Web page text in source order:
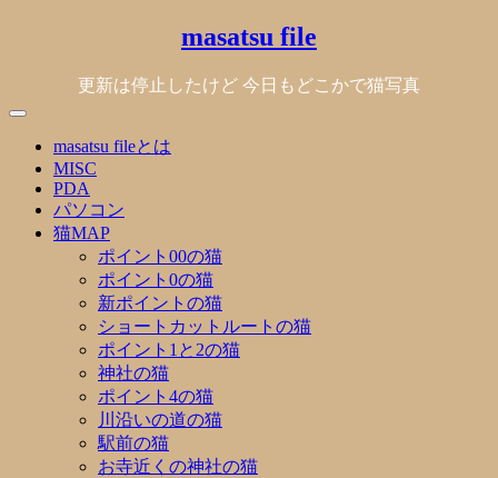
masatsu file
更新は停止したけど 今日もどこかで猫写真
masatsu fileとは
MISC
PDA
パソコン
猫MAP
ポイント00の猫
ポイント0の猫
新ポイントの猫
ショートカットルートの猫
ポイント1と2の猫
神社の猫
ポイント4の猫
川沿いの道の猫
駅前の猫
お寺近くの神社の猫